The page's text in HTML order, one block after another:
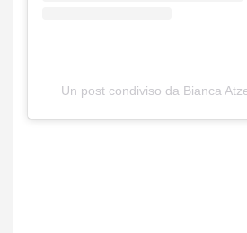
Un post condiviso da Bianca